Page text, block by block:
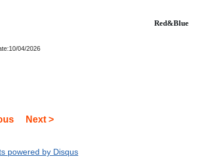
Red&Blue
04/2026
Next >
powered by Disqus